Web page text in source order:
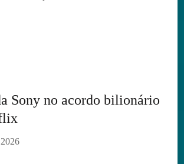
Sony no acordo bilionário